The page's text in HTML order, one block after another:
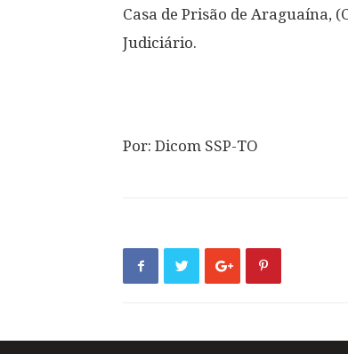
Casa de Prisão de Araguaína,
Judiciário.
Por: Dicom SSP-TO